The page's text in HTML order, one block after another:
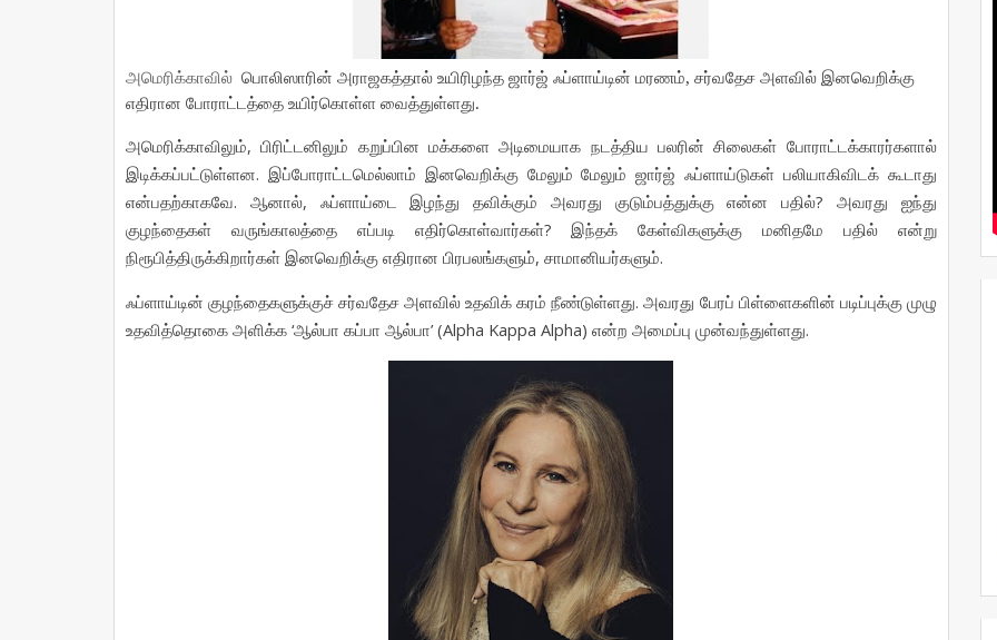
அமெரிக்காவில் பொலிஸாரின் அராஜகத்தால் உயிரிழந்த ஜார்ஜ் ஃப்ளாய்டின் மரணம், சர்வதேச அளவில் இனவெறிக்கு
எதிரான போராட்டத்தை உயிர்கொள்ள வைத்துள்ளது.
அமெரிக்காவிலும்,பிரிட்டனிலும் கறுப்பின மக்களை அடிமையாக நடத்திய பலரின் சிலைகள் போராட்டக்காரர்களால்
இடிக்கப்பட்டுள்ளன. இப்போராட்டமெல்லாம் இனவெறிக்கு மேலும் மேலும் ஜார்ஜ் ஃப்ளாய்டுகள் பலியாகிவிடக் கூடாது
என்பதற்காகவே. ஆனால், ஃப்ளாய்டை இழந்து தவிக்கும் அவரது குடும்பத்துக்கு என்ன பதில்?அவரது
ஐந்து
குழந்தைகள்
வருங்காலத்தை எப்படி எதிர்கொள்வார்கள்?இந்தக் கேள்விகளுக்கு மனிதமே பதில்
என்று
நிரூபித்திருக்கிறார்கள் இனவெறிக்கு எதிரான பிரபலங்களும், சாமானியர்களும்.
ஃப்ளாய்டின் குழந்தைகளுக்குச் சர்வதேச அளவில் உதவிக் கரம் நீண்டுள்ளது.அவரது பேரப் பிள்ளைகளின் படிப்புக்கு முழு
உதவித்தொகை அளிக்க ‘ஆல்பா கப்பா ஆல்பா’ (Alpha Kappa Alpha) என்ற அமைப்பு முன்வந்துள்ளது.